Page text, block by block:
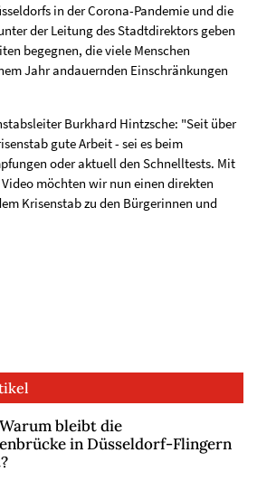
in der Corona-Pandemie und die
der Leitung des Stadtdirektors geben
begegnen, die viele Menschen
Jahr andauernden Einschränkungen
Burkhard Hintzsche: "Seit über
gute Arbeit - sei es beim
oder aktuell den Schnelltests. Mit
möchten wir nun einen direkten
Krisenstab zu den Bürgerinnen und
bleibt die
in Düsseldorf-Flingern